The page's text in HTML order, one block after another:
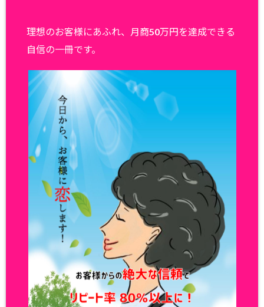
理想のお客様にあふれ、月商50万円を達成できる
自信の一冊です。